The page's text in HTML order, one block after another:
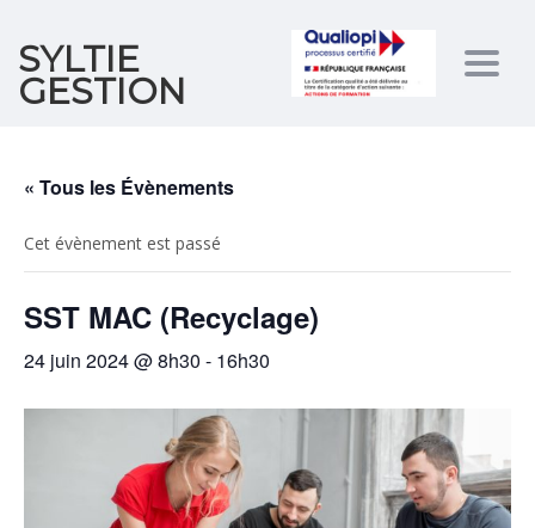
SYLTIE
GESTION
« Tous les Évènements
Cet évènement est passé
SST MAC (Recyclage)
24 juin 2024 @ 8h30 - 16h30